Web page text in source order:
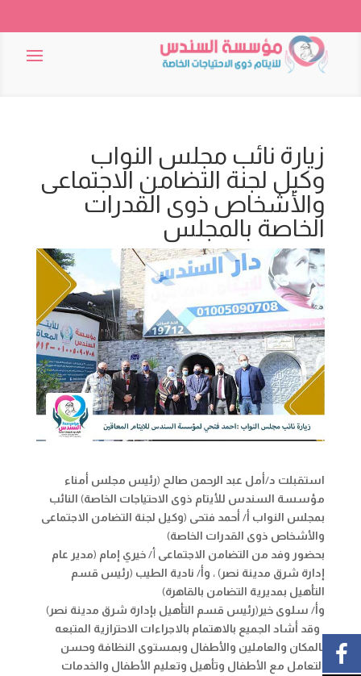
زيارة نائب مجلس النواب
وكيل لجنة التضامن الاجتماعى
والأشخاص ذوى القدرات
الخاصة بالمجلس
استقبلت د/أمل عبد الرحمن صالح (رئيس مجلس أمناء
مؤسسة السندس للأيتام ذوى الاحتياجات الخاصة) النائب
بمجلس النواب أ/ أحمد فتحى (وكيل لجنة التضامن الاجتماعى
والأشخاص ذوى القدرات الخاصة)
بحضور وفد من التضامن الاجتماعى أ/خيري إمام (مدير عام
إدارة شرق مدينة نصر) ، وأ/ نادية الطيب (رئيس قسم
التأهيل بمديرية التضامن بالقاهرة)
وأ/ سلوى خير (رئيس قسم التأهيل بإدارة شرق مدينة نصر)
وقد أشاد الجميع بالاهتمام بالاجراءات الاحترازية المتبعه
بالمكان والعاملين والأطفال وبمستوى النظافة وحسن
التعامل مع الأطفال وتأهيل وتعليم الأطفال والخدمات